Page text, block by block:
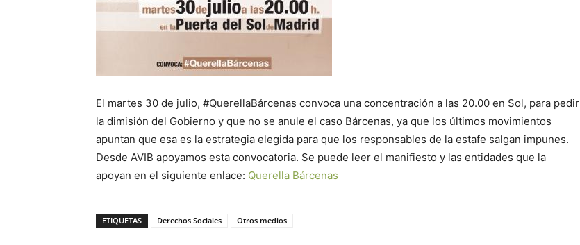
El martes 30 de julio, #QuerellaBárcenas convoca una concentración a las 20.00 en Sol, para pedir
la dimisión del Gobierno y que no se anule el caso Bárcenas, ya que los últimos movimientos
apuntan que esa es la estrategia elegida para que los responsables de la estafe salgan impunes.
Desde AVIB apoyamos esta convocatoria. Se puede leer el manifiesto y las entidades que la
apoyan en el siguiente enlace: Querella Bárcenas
ETIQUETAS Derechos Sociales Otros medios